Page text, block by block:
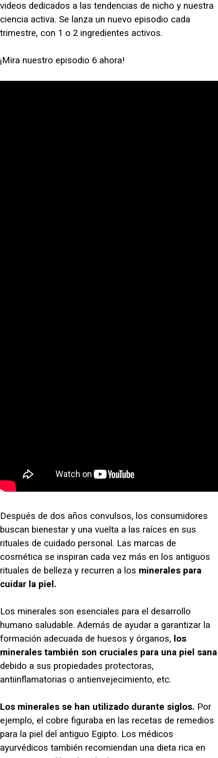
videos dedicados a las tendencias de nicho y nuestra
ciencia activa. Se lanza un nuevo episodio cada
trimestre, con 1 o 2 ingredientes activos.
¡Mira nuestro episodio 6 ahora!
Después de dos años convulsos, los consumidores
buscan bienestar y una vuelta a las raíces en sus
rituales de cuidado personal. Las marcas de
cosmética se inspiran cada vez más en los antiguos
rituales de belleza y recurren a los minerales para
cuidar la piel.
Los minerales son esenciales para el desarrollo
humano saludable. Además de ayudar a garantizar la
formación adecuada de huesos y órganos, los
minerales también son cruciales para una piel sana
debido a sus propiedades protectoras,
antiinflamatorias o antienvejecimiento, etc.
Los minerales se han utilizado durante siglos. Por
ejemplo, el cobre figuraba en las recetas de remedios
para la piel del antiguo Egipto. Los médicos
ayurvédicos también recomiendan una dieta rica en